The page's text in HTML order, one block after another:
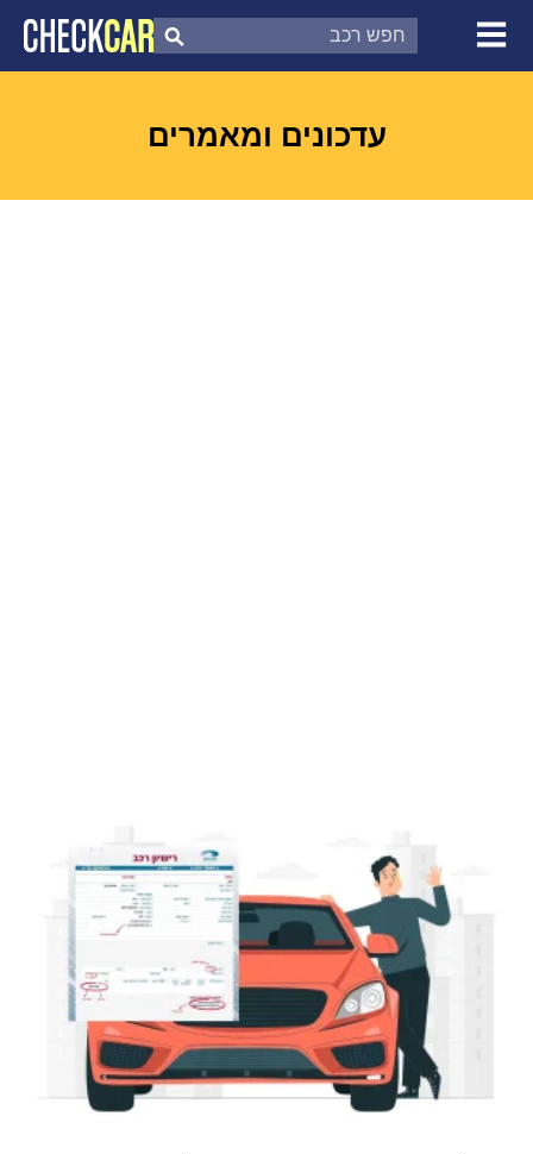
צ'ק קאר
דוח בדיקת רכב
עדכונים ומאמרים